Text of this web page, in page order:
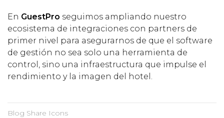
En GuestPro seguimos ampliando nuestro
ecosistema de integraciones con partners de
primer nivel para asegurarnos de que el software
de gestión no sea solo una herramienta de
control, sino una infraestructura que impulse el
rendimiento y la imagen del hotel.
Blog Share Icons